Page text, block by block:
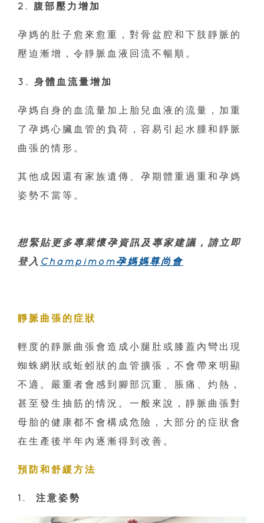
2. 腹部壓力增加
孕媽的肚子愈來愈重，對骨盆腔和下肢靜脈的
壓迫漸增，令靜脈血液回流不暢順。
3. 身體血流量增加
孕媽自身的血流量加上胎兒血液的流量，加重
了孕媽心臟血管的負荷，容易引起水腫和靜脈
曲張的情形。
其他成因還有家族遺傳、孕期體重過重和孕媽
姿勢不當等。
想緊貼更多專業懷孕資訊及專家建議，請立即
登入 Champimom孕媽媽尊尚會
靜脈曲張的症狀
輕度的靜脈曲張會造成小腿肚或膝蓋內彎出現
蜘蛛網狀或蚯蚓狀的血管擴張，不會帶來明顯
不適。嚴重者會感到腳部沉重、脹痛、灼熱，
甚至發生抽筋的情況。一般來說，靜脈曲張對
母胎的健康都不會構成危險，大部分的症狀會
在生產後半年內逐漸得到改善。
預防和舒緩方法
1. 注意姿勢